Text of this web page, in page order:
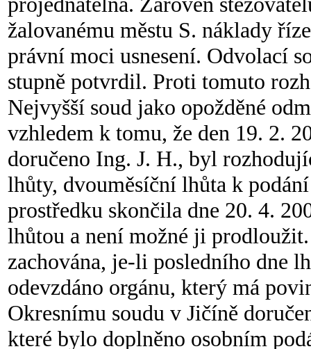
žalovanému městu S. náklady
právní moci usnesení. Odvolací
stupně potvrdil. Proti tomuto
Nejvyšší soud jako opožděné
vzhledem k tomu, že den 19. 2.
doručeno Ing. J. H., byl
lhůty, dvouměsíční lhůta k
prostředku skončila dne 20. 4.
lhůtou a není možné ji
zachována, je-li posledního dne
odevzdáno orgánu, který má
Okresnímu soudu v Jičíně
které bylo doplněno osobním